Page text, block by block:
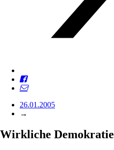
26.01.2005
→
Wirkliche Demokratie